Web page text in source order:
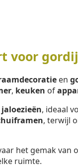
voor
en
, keuken of
, ideaal
, terwijl
het gemak van
ruimte.